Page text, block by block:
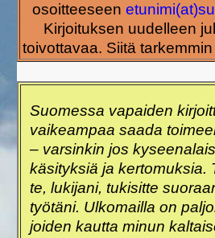
osoitteeseen
Kirjoituksen uudelleen
toivottavaa. Siitä
Suomessa vapaiden
vaikeampaa saada
– varsinkin jos
käsityksiä ja kertomuksia.
te, lukijani, tukisitte
työtäni. Ulkomailla on
joiden kautta minun